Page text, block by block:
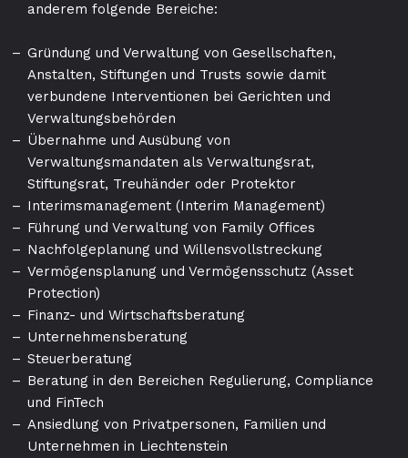
anderem folgende Bereiche:
Gründung und Verwaltung von Gesellschaften,
Anstalten, Stiftungen und Trusts sowie damit
verbundene Interventionen bei Gerichten und
Verwaltungsbehörden
Übernahme und Ausübung von
Verwaltungsmandaten als Verwaltungsrat,
Stiftungsrat, Treuhänder oder Protektor
Interimsmanagement (Interim Management)
Führung und Verwaltung von Family Offices
Nachfolgeplanung und Willensvollstreckung
Vermögensplanung und Vermögensschutz (Asset
Protection)
Finanz- und Wirtschaftsberatung
Unternehmensberatung
Steuerberatung
Beratung in den Bereichen Regulierung, Compliance
und FinTech
Ansiedlung von Privatpersonen, Familien und
Unternehmen in Liechtenstein